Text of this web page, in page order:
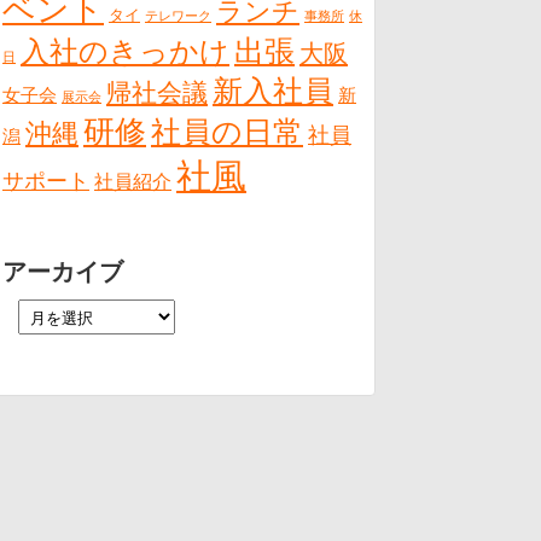
ベント
タイ テレワーク ランチ 事務所 休
日 入社のきっかけ 出張 大阪
女子会 展示会 帰社会議 新入社員 新
潟 沖縄 研修社員の日常 社員
サポート 社員紹介 社風
アーカイブ